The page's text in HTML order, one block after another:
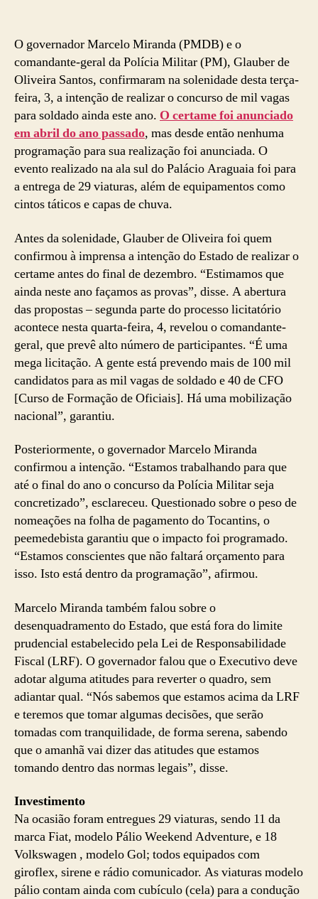
O governador Marcelo Miranda (PMDB) e o
comandante-geral da Polícia Militar (PM), Glauber de
Oliveira Santos, confirmaram na solenidade desta terça-
feira, 3, a intenção de realizar o concurso de mil vagas
para soldado ainda este ano. O certame foi anunciado
em abril do ano passado, mas desde então nenhuma
programação para sua realização foi anunciada. O
evento realizado na ala sul do Palácio Araguaia foi para
a entrega de 29 viaturas, além de equipamentos como
cintos táticos e capas de chuva.
Antes da solenidade, Glauber de Oliveira foi quem
confirmou à imprensa a intenção do Estado de realizar o
certame antes do final de dezembro. “Estimamos que
ainda neste ano façamos as provas”, disse. A abertura
das propostas – segunda parte do processo licitatório
acontece nesta quarta-feira, 4, revelou o comandante-
geral, que prevê alto número de participantes. “É uma
mega licitação. A gente está prevendo mais de 100 mil
candidatos para as mil vagas de soldado e 40 de CFO
[Curso de Formação de Oficiais]. Há uma mobilização
nacional”, garantiu.
Posteriormente, o governador Marcelo Miranda
confirmou a intenção. “Estamos trabalhando para que
até o final do ano o concurso da Polícia Militar seja
concretizado”, esclareceu. Questionado sobre o peso de
nomeações na folha de pagamento do Tocantins, o
peemedebista garantiu que o impacto foi programado.
“Estamos conscientes que não faltará orçamento para
isso. Isto está dentro da programação”, afirmou.
Marcelo Miranda também falou sobre o
desenquadramento do Estado, que está fora do limite
prudencial estabelecido pela Lei de Responsabilidade
Fiscal (LRF). O governador falou que o Executivo deve
adotar alguma atitudes para reverter o quadro, sem
adiantar qual. “Nós sabemos que estamos acima da LRF
e teremos que tomar algumas decisões, que serão
tomadas com tranquilidade, de forma serena, sabendo
que o amanhã vai dizer das atitudes que estamos
tomando dentro das normas legais”, disse.
Investimento
Na ocasião foram entregues 29 viaturas, sendo 11 da
marca Fiat, modelo Pálio Weekend Adventure, e 18
Volkswagen , modelo Gol; todos equipados com
giroflex, sirene e rádio comunicador. As viaturas modelo
pálio contam ainda com cubículo (cela) para a condução